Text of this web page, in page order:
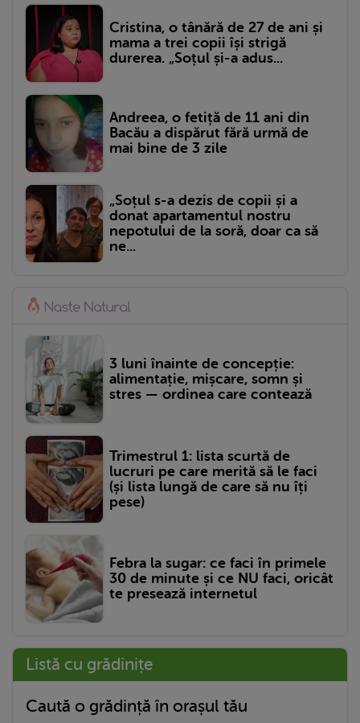
Cristina, o tânără de 27 de ani și
mama a trei copii își strigă
durerea. „Soțul și-a adus...
Andreea, o fetiță de 11 ani din
Bacău a dispărut fără urmă de
mai bine de 3 zile
„Soțul s-a dezis de copii și a
donat apartamentul nostru
nepotului de la soră, doar ca să
ne...
3 luni înainte de concepție:
alimentație, mișcare, somn și
stres — ordinea care contează
Trimestrul 1: lista scurtă de
lucruri pe care merită să le faci
(și lista lungă de care să nu îți
pese)
Febra la sugar: ce faci în primele
30 de minute și ce NU faci, oricât
te presează internetul
Listă cu grădinițe
Caută o grădință în orașul tău